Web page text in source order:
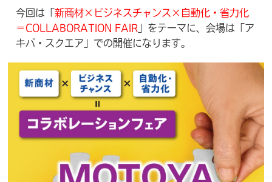
今回は「新商材×ビジネスチャンス×自動化・省力化
＝COLLABORATION FAIR 」をテーマに、会場は「ア
キバ・スクエア」での開催になります。